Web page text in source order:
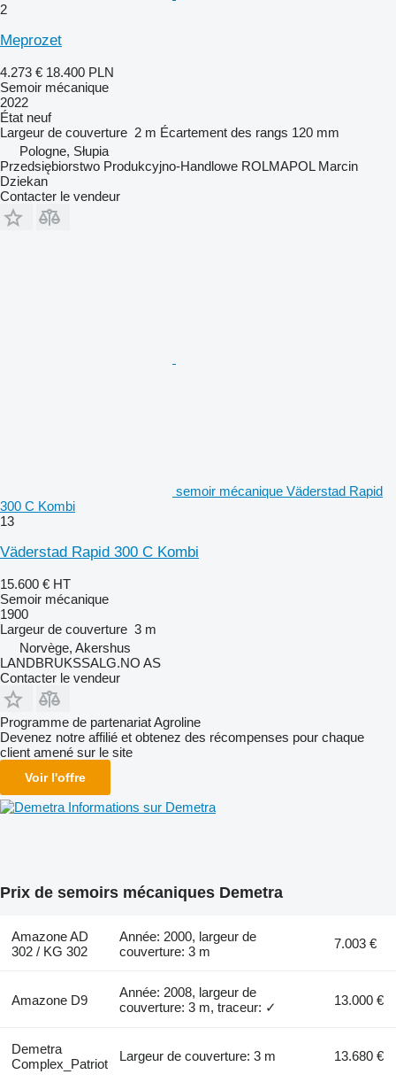
2
Meprozet
4.273 € 18.400 PLN
Semoir mécanique
2022
État neuf
Largeur de couverture 2 m Écartement des rangs 120 mm
Pologne, Słupia
Przedsiębiorstwo Produkcyjno-Handlowe ROLMAPOL Marcin
Dziekan
Contacter le vendeur
semoir mécanique Väderstad Rapid
300 C Kombi
13
Väderstad Rapid 300 C Kombi
15.600 € HT
Semoir mécanique
1900
Largeur de couverture 3 m
Norvège, Akershus
LANDBRUKSSALG.NO AS
Contacter le vendeur
Programme de partenariat Agroline
Devenez notre affilié et obtenez des récompenses pour chaque
client amené sur le site
Voir l'offre
Informations sur Demetra
Prix de semoirs mécaniques Demetra
Amazone AD
302 / KG 302
Année: 2000, largeur de
couverture: 3 m
7.003 €
Amazone D9
Année: 2008, largeur de
couverture: 3 m, traceur: ✓
13.000 €
Demetra
Complex_Patriot
Largeur de couverture: 3 m 13.680 €